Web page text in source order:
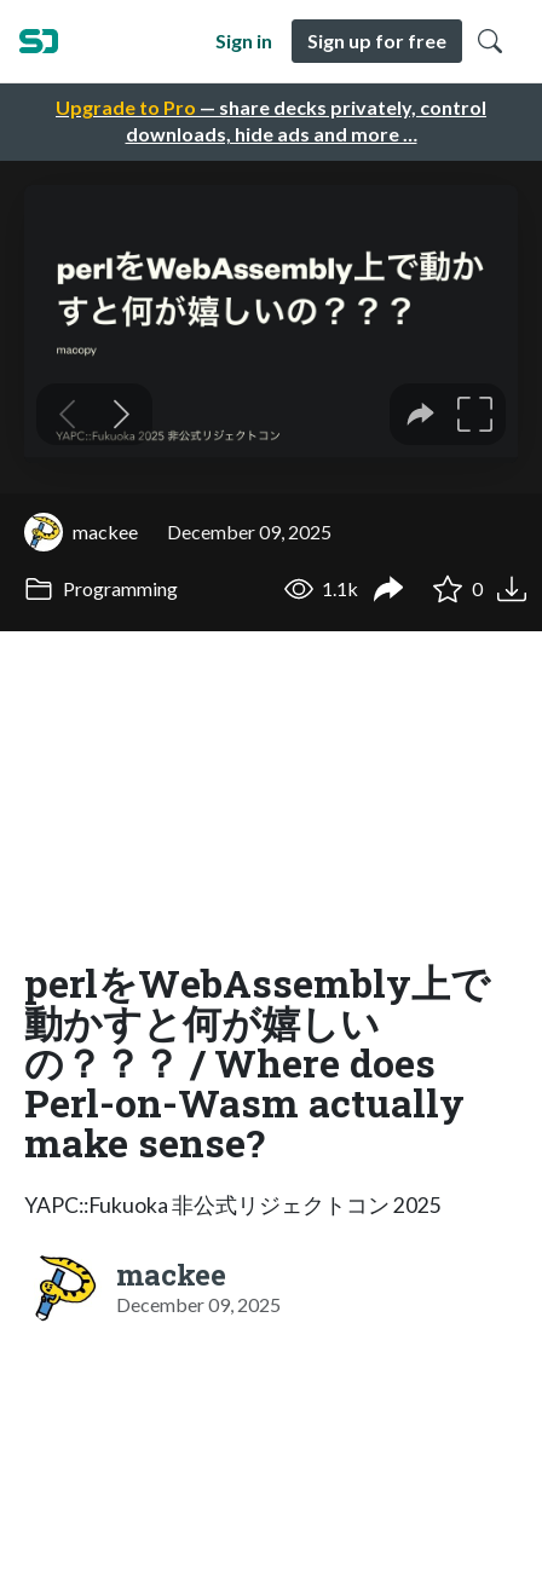
Upgrade to Pro — share decks privately, control
downloads, hide ads and more …
Sign in Sign up for free
mackee December 09, 2025
Programming 1.1k 0
perlをWebAssembly上で
動かすと何が嬉しい
の？？？ / Where does
Perl-on-Wasm actually
make sense?
YAPC::Fukuoka 非公式リジェクトコン 2025
mackee
December 09, 2025